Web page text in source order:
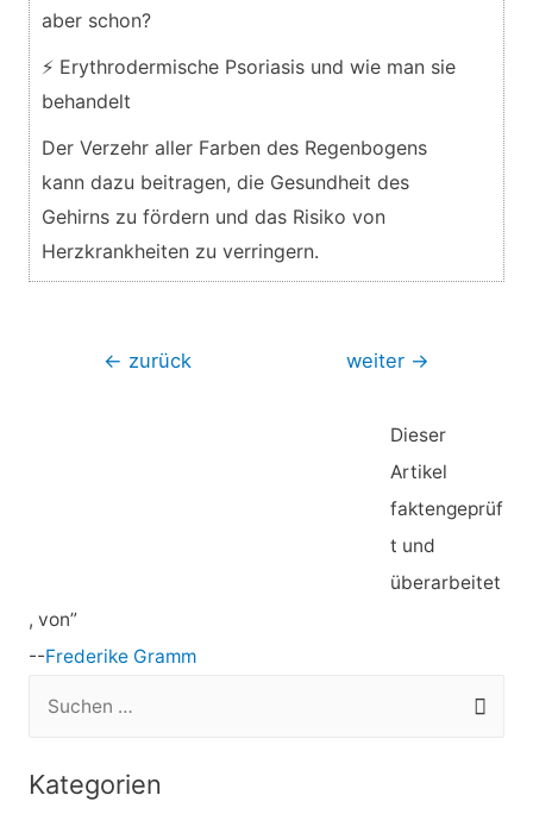
aber schon?
⚡ Erythrodermische Psoriasis und wie man sie
behandelt
Der Verzehr aller Farben des Regenbogens
kann dazu beitragen, die Gesundheit des
Gehirns zu fördern und das Risiko von
Herzkrankheiten zu verringern.
Beitragsnavigation
← zurück weiter →
Dieser
Artikel
faktengeprüf
t und
überarbeitet
, von”
--Frederike Gramm
Kategorien